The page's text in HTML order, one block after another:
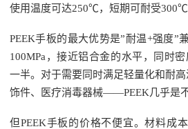
使用温度可达250℃，短期可耐受300℃
PEEK手板的最大优势是”耐温+强度”
100MPa，接近铝合金的水平，同时
一半。对于需要同时满足轻量化和耐
饰件、医疗消毒器械——PEEK几乎是
但PEEK手板的价格不便宜。材料成